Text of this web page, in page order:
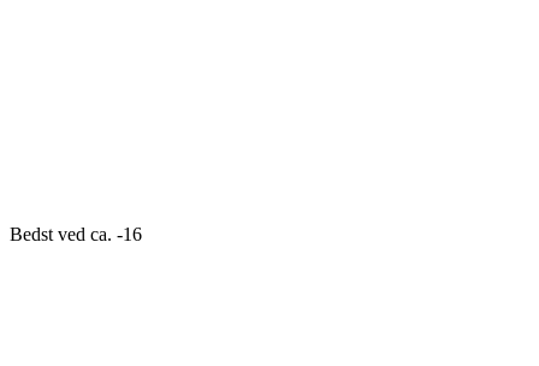
Bedst ved ca. -16